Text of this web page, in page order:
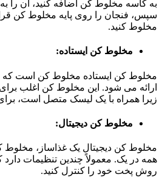
به کاسه مخلوط کن اضافه کنید، آن را
سپس، فنجان را روی پایه مخلوط کن
مخلوط کنید.
مخلوط کن ایستاده:
مخلوط کن ایستاده مخلوط کن است که
ارائه می شود. این مخلوط کن اغلب
زیرا همراه با یک لیسک متصل است،
مخلوط کن دیجیتال:
مخلوط کن دیجیتال یک غذاساز، مخلوط
همه در یک. معمولاً چندین تنظیمات
روش پخت خود را کنترل کنید.